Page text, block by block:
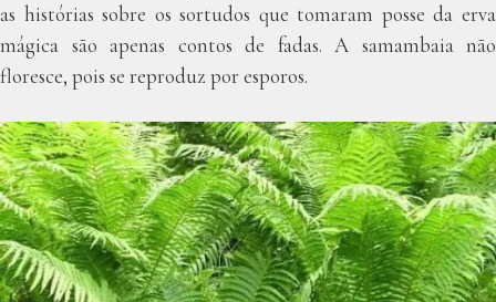
as histórias sobre os sortudos que tomaram posse da erva
mágica são apenas contos de fadas. A samambaia não
floresce, pois se reproduz por esporos.